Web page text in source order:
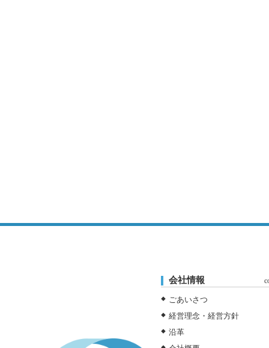
会社情報
ごあいさつ
経営理念・経営方針
沿革